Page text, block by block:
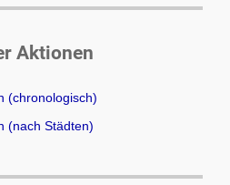
Aktionen
(chronologisch)
(nach Städten)